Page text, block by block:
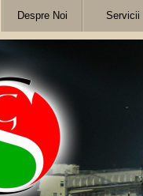
Despre Noi Servicii